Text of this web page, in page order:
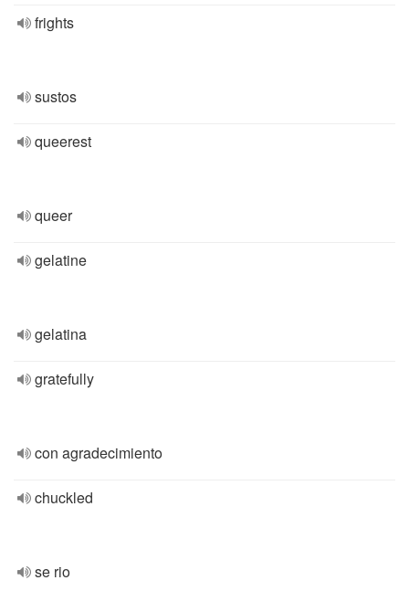
frights
sustos
queerest
queer
gelatine
gelatina
gratefully
con agradecimiento
chuckled
se rio